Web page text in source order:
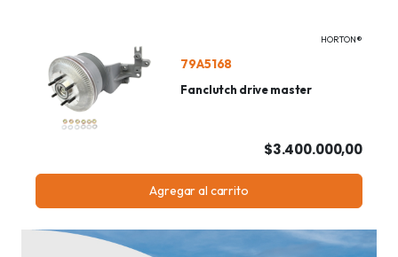
HORTON®
79A5168
Fanclutch drive master
$3.400.000,00
Agregar al carrito